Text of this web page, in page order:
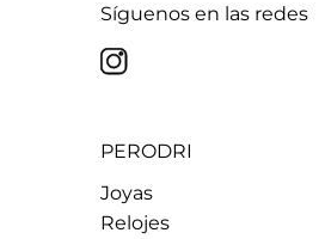
Síguenos en las redes
PERODRI
Joyas
Relojes